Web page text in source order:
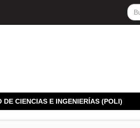
DE CIENCIAS E INGENIERÍAS (POLI)